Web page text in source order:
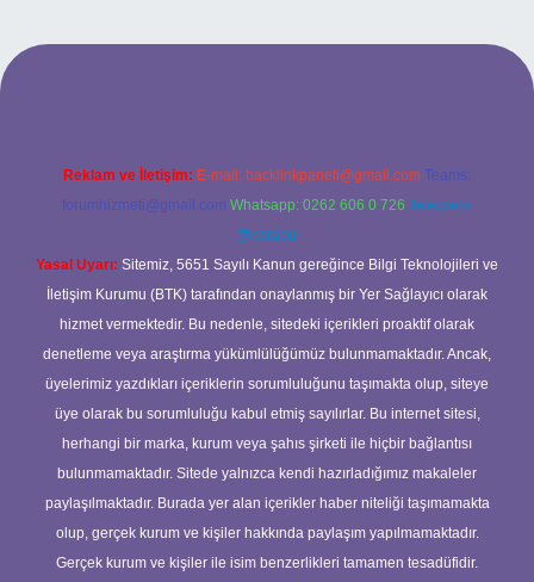
adresi
Reklam ve İletişim: E-mail: backlinkpaneli@gmail.com Teams:
forumhizmeti@gmail.com Whatsapp: 0262 606 0 726 Telegram:
@karabul
Yasal Uyarı: Sitemiz, 5651 Sayılı Kanun gereğince Bilgi Teknolojileri ve
İletişim Kurumu (BTK) tarafından onaylanmış bir Yer Sağlayıcı olarak
hizmet vermektedir. Bu nedenle, sitedeki içerikleri proaktif olarak
denetleme veya araştırma yükümlülüğümüz bulunmamaktadır. Ancak,
üyelerimiz yazdıkları içeriklerin sorumluluğunu taşımakta olup, siteye
üye olarak bu sorumluluğu kabul etmiş sayılırlar. Bu internet sitesi,
herhangi bir marka, kurum veya şahıs şirketi ile hiçbir bağlantısı
bulunmamaktadır. Sitede yalnızca kendi hazırladığımız makaleler
paylaşılmaktadır. Burada yer alan içerikler haber niteliği taşımamakta
olup, gerçek kurum ve kişiler hakkında paylaşım yapılmamaktadır.
Gerçek kurum ve kişiler ile isim benzerlikleri tamamen tesadüfidir.